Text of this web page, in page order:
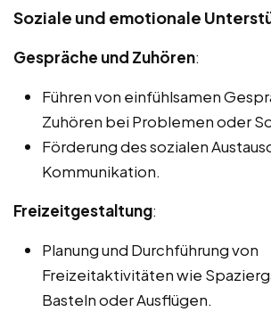
Soziale und emotionale
Gespräche und Zuhören:
Führen von einfühlsamen
Zuhören bei Problemen oder
Förderung des sozialen
Kommunikation.
Freizeitgestaltung:
Planung und Durchführung von
Freizeitaktivitäten wie
Basteln oder Ausflügen.